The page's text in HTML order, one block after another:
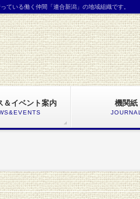
ている働く仲間「連合新潟」の地域組織です。
＆イベント案内 機関紙
JOURNAL